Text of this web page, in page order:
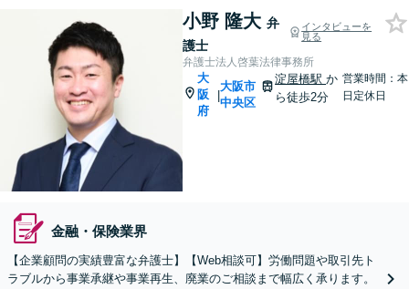
小野 隆大 弁
護士
インタビューを
見る
弁護士法人啓葉法律事務所
大
阪
府
|
大阪市
中央区
淀屋橋駅か
ら徒歩2分
営業時間：本
日定休日
金融・保険業界
【企業顧問の実績豊富な弁護士】【Web相談可】労働問題や取引先ト
ラブルから事業承継や事業再生、廃業のご相談まで幅広く承ります。